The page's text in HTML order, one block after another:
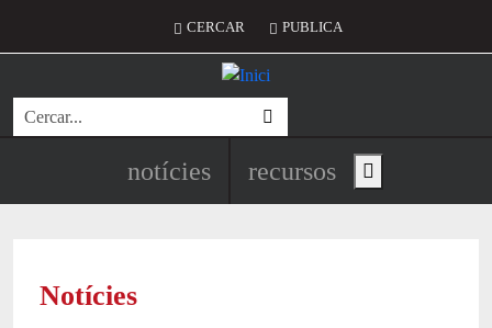
Menú del compte d'usuari
CERCAR PUBLICA
Cerca
Navegació principal de
notícies recursos Show main menu
Notícies